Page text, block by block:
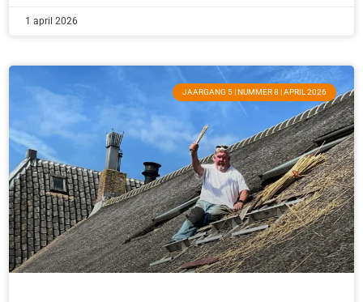
1 april 2026
JAARGANG 5 | NUMMER 8 | APRIL 2026